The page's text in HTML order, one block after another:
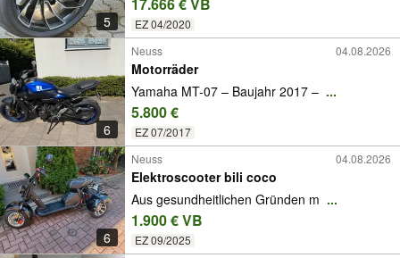
5 EZ 04/2020
6
Neuss 04.08.2026
Motorräder
Yamaha MT-07 – Baujahr 2017 – ...
5.800 €
EZ 07/2017
6
Neuss 04.08.2026
Elektroscooter bili coco
Aus gesundheitlichen Gründen m ...
1.900 € VB
EZ 09/2025